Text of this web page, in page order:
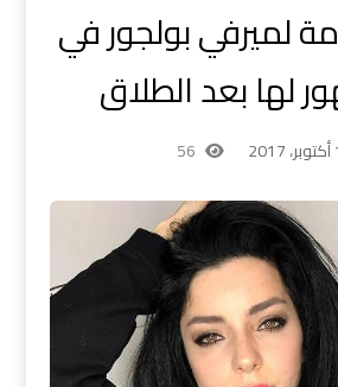
لميرفي بولجور في
لها بعد الطلاق
56